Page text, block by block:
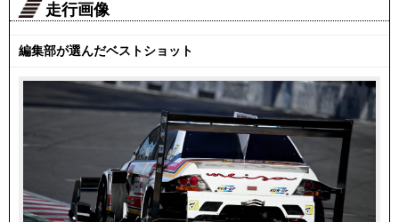
走行画像
編集部が選んだベストショット